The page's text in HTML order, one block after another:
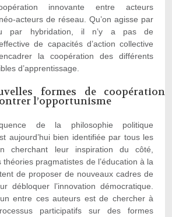
innovante entre acteurs
acteurs de réseau. Qu’on agisse par
par hybridation, il n’y a pas de
de capacités d’action collective
la coopération des différents
d’apprentissage.
formes de coopération
l’opportunisme
de la philosophie politique
aujourd’hui bien identifiée par tous les
cherchant leur inspiration du côté,
théories pragmatistes de l’éducation à la
de proposer de nouveaux cadres de
débloquer l’innovation démocratique.
entre ces auteurs est de chercher à
participatifs sur des formes